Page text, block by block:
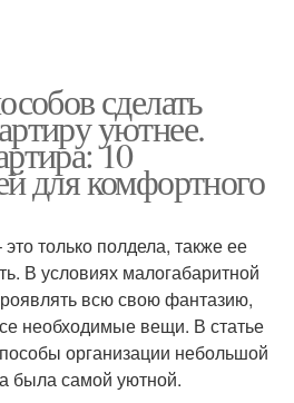
сделать
уютнее.
10
для комфортного
только полдела, также ее
В условиях малогабаритной
всю свою фантазию,
необходимые вещи. В статье
организации небольшой
была самой уютной.